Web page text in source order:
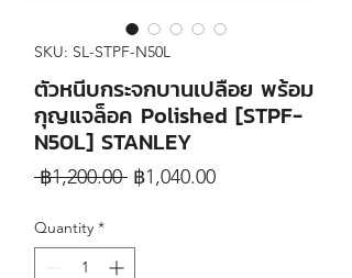
SKU: SL-STPF-N50L
ตัวหนีบกระจกบานเปลือย พร้อม
กุญแจล็อค Polished [STPF-
N50L] STANLEY
฿1,200.00 Regular
฿1,040.00Sale
Quantity *